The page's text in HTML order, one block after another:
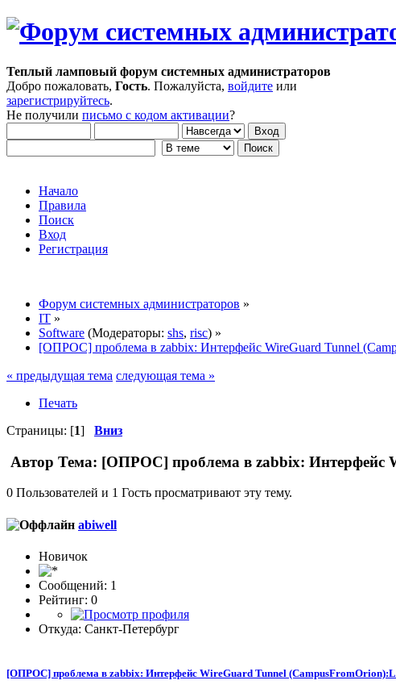
Теплый ламповый форум системных администраторов
Добро пожаловать, Гость. Пожалуйста, войдите или
зарегистрируйтесь.
Не получили письмо с кодом активации?
Начало
Правила
Поиск
Вход
Регистрация
Форум системных администраторов »
IT »
Software (Модераторы: shs, risc) »
[ОПРОС] проблема в zabbix: Интерфейс WireGuard Tunnel
« предыдущая тема следующая тема »
Печать
Страницы: [1] Вниз
Автор Тема: [ОПРОС] проблема в zabbix: Интерфейс
0 Пользователей и 1 Гость просматривают эту тему.
abiwell
Новичок
Сообщений: 1
Рейтинг: 0
Откуда: Санкт-Петербург
[ОПРОС] проблема в zabbix: Интерфейс WireGuard Tunnel